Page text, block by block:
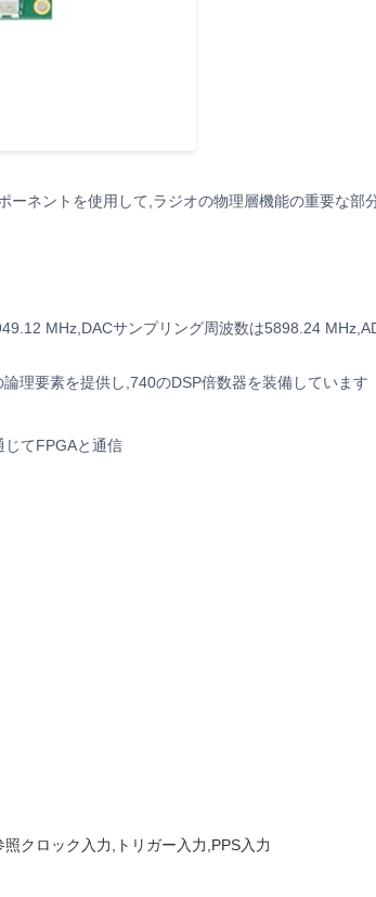
ネントを使用して,ラジオの物理層機能の重要な部
MHz,DACサンプリング周波数は5898.24
理要素を提供し,740のDSP倍数器を装備しています
てFPGAと通信
クロック入力,トリガー入力,PPS入力